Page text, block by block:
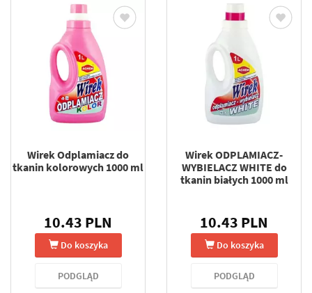
Wirek Odplamiacz do
tkanin kolorowych 1000 ml
10.43 PLN
Do koszyka
PODGLĄD
Wirek ODPLAMIACZ-
WYBIELACZ WHITE do
tkanin białych 1000 ml
10.43 PLN
Do koszyka
PODGLĄD